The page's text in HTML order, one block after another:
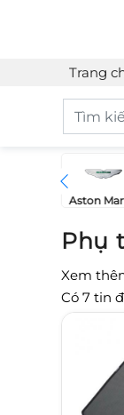
Trang
Aston
Phụ
Xem
Có 7 tin